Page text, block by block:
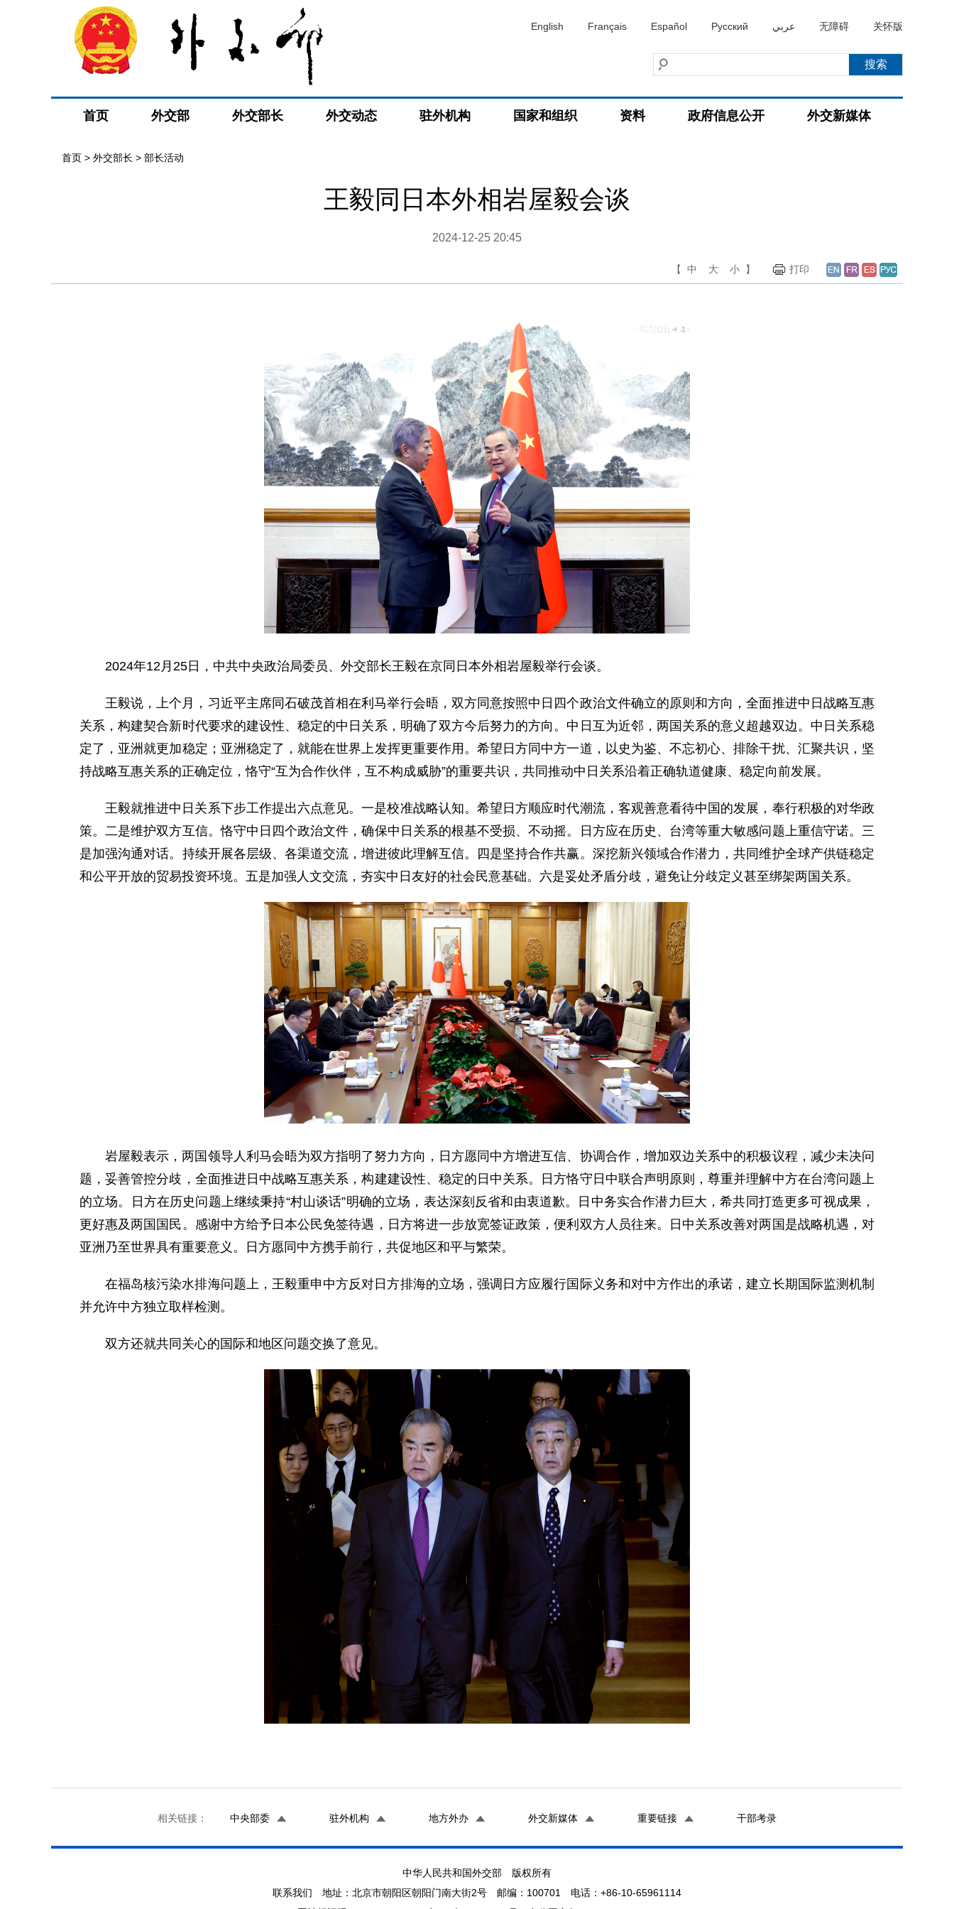
English Français Español Русский عربي 无障碍 关怀版
首页 外交部 外交部长 外交动态 驻外机构 国家和组织 资料 政府信息公开 外交新媒体
首页 > 外交部长 > 部长活动
王毅同日本外相岩屋毅会谈
2024-12-25 20:45
【 中 大 小 】 打印
2024年12月25日，中共中央政治局委员、外交部长王毅在京同日本外相岩屋毅举行会谈。
王毅说，上个月，习近平主席同石破茂首相在利马举行会晤，双方同意按照中日四个政治文件确立的原则和方向，全面推进中日战略互惠
关系，构建契合新时代要求的建设性、稳定的中日关系，明确了双方今后努力的方向。中日互为近邻，两国关系的意义超越双边。中日关系稳
定了，亚洲就更加稳定；亚洲稳定了，就能在世界上发挥更重要作用。希望日方同中方一道，以史为鉴、不忘初心、排除干扰、汇聚共识，坚
持战略互惠关系的正确定位，恪守“互为合作伙伴，互不构成威胁”的重要共识，共同推动中日关系沿着正确轨道健康、稳定向前发展。
王毅就推进中日关系下步工作提出六点意见。一是校准战略认知。希望日方顺应时代潮流，客观善意看待中国的发展，奉行积极的对华政
策。二是维护双方互信。恪守中日四个政治文件，确保中日关系的根基不受损、不动摇。日方应在历史、台湾等重大敏感问题上重信守诺。三
是加强沟通对话。持续开展各层级、各渠道交流，增进彼此理解互信。四是坚持合作共赢。深挖新兴领域合作潜力，共同维护全球产供链稳定
和公平开放的贸易投资环境。五是加强人文交流，夯实中日友好的社会民意基础。六是妥处矛盾分歧，避免让分歧定义甚至绑架两国关系。
岩屋毅表示，两国领导人利马会晤为双方指明了努力方向，日方愿同中方增进互信、协调合作，增加双边关系中的积极议程，减少未决问
题，妥善管控分歧，全面推进日中战略互惠关系，构建建设性、稳定的日中关系。日方恪守日中联合声明原则，尊重并理解中方在台湾问题上
的立场。日方在历史问题上继续秉持“村山谈话”明确的立场，表达深刻反省和由衷道歉。日中务实合作潜力巨大，希共同打造更多可视成果，
更好惠及两国国民。感谢中方给予日本公民免签待遇，日方将进一步放宽签证政策，便利双方人员往来。日中关系改善对两国是战略机遇，对
亚洲乃至世界具有重要意义。日方愿同中方携手前行，共促地区和平与繁荣。
在福岛核污染水排海问题上，王毅重申中方反对日方排海的立场，强调日方应履行国际义务和对中方作出的承诺，建立长期国际监测机制
并允许中方独立取样检测。
双方还就共同关心的国际和地区问题交换了意见。
相关链接： 中央部委 驻外机构 地方外办 外交新媒体 重要链接 干部考录
中华人民共和国外交部 版权所有
联系我们 地址：北京市朝阳区朝阳门南大街2号 邮编：100701 电话：+86-10-65961114